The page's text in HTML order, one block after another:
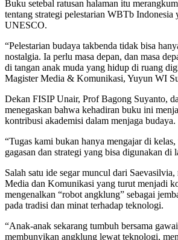
Buku setebal ratusan halaman itu
tentang strategi pelestarian WBTb Indonesia
UNESCO.
“Pelestarian budaya takbenda tidak bisa
nostalgia. Ia perlu masa depan, dan masa
di tangan anak muda yang hidup di ruang
Magister Media & Komunikasi, Yuyun WI
Dekan FISIP Unair, Prof Bagong Suyanto,
menegaskan bahwa kehadiran buku ini
kontribusi akademisi dalam menjaga budaya.
“Tugas kami bukan hanya mengajar di
gagasan dan strategi yang bisa digunakan di
Salah satu ide segar muncul dari
Media dan Komunikasi yang turut menjadi
mengenalkan “robot angklung” sebagai
pada tradisi dan minat terhadap teknologi.
“Anak-anak sekarang tumbuh bersama
membunyikan angklung lewat teknologi,